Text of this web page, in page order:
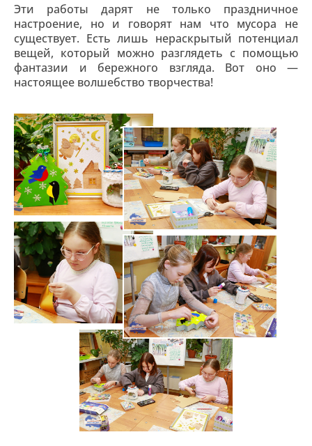
Эти работы дарят не только праздничное
настроение, но и говорят нам что мусора не
существует. Есть лишь нераскрытый потенциал
вещей, который можно разглядеть с помощью
фантазии и бережного взгляда. Вот оно —
настоящее волшебство творчества!